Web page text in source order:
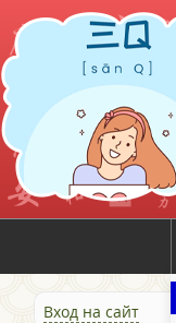
Вход на сайт